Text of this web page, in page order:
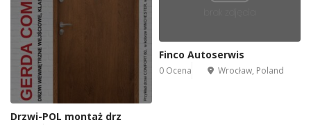
Drzwi-POL montaż drz
Finco Autoserwis
0 Ocena Wrocław, Poland